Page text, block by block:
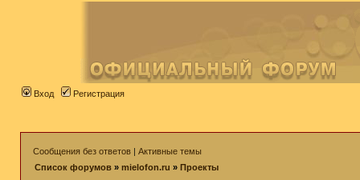
Вход Регистрация
Сообщения без ответов | Активные темы
Список форумов » mielofon.ru » Проекты